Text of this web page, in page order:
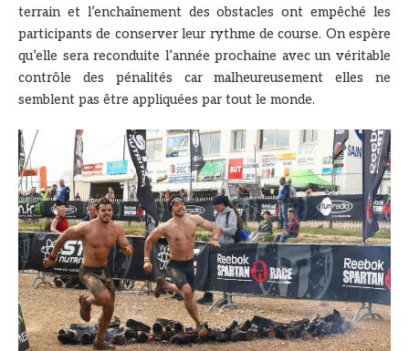
terrain et l’enchaînement des obstacles ont empêché les
participants de conserver leur rythme de course. On espère
qu’elle sera reconduite l’année prochaine avec un véritable
contrôle des pénalités car malheureusement elles ne
semblent pas être appliquées par tout le monde.